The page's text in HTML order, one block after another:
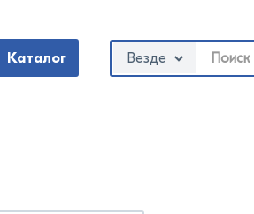
Каталог Везде